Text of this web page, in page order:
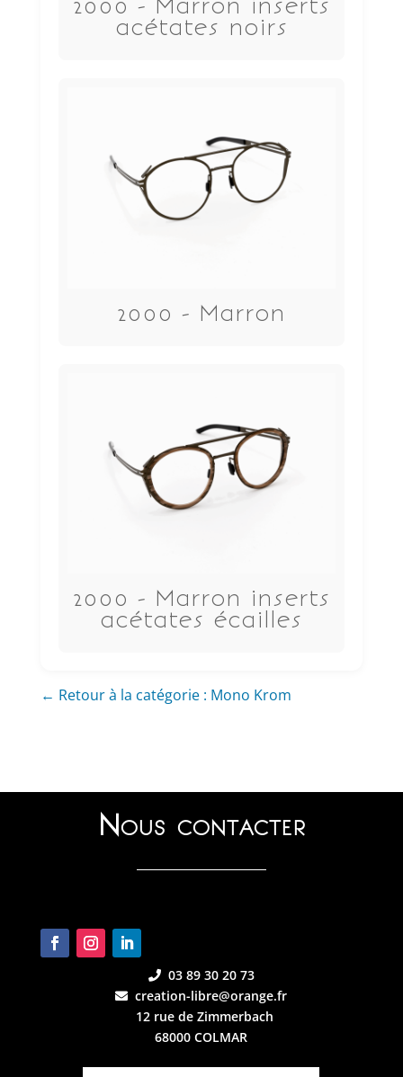
acétates noirs
2000 - Marron
2000 - Marron inserts
acétates écailles
← Retour à la catégorie : Mono Krom
Nous contacter
03 89 30 20 73
creation-libre@orange.fr
12 rue de Zimmerbach
68000 COLMAR